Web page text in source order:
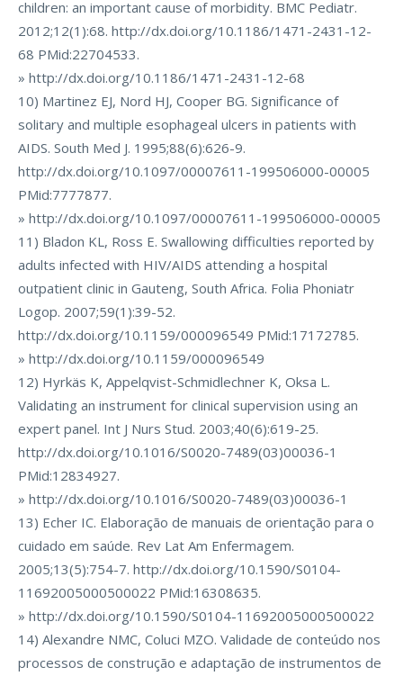
children: an important cause of morbidity. BMC Pediatr.
2012;12(1):68. http://dx.doi.org/10.1186/1471-2431-12-
68 PMid:22704533.
» http://dx.doi.org/10.1186/1471-2431-12-68
10) Martinez EJ, Nord HJ, Cooper BG. Significance of
solitary and multiple esophageal ulcers in patients with
AIDS. South Med J. 1995;88(6):626-9.
http://dx.doi.org/10.1097/00007611-199506000-00005
PMid:7777877.
» http://dx.doi.org/10.1097/00007611-199506000-00005
11) Bladon KL, Ross E. Swallowing difficulties reported by
adults infected with HIV/AIDS attending a hospital
outpatient clinic in Gauteng, South Africa. Folia Phoniatr
Logop. 2007;59(1):39-52.
http://dx.doi.org/10.1159/000096549 PMid:17172785.
» http://dx.doi.org/10.1159/000096549
12) Hyrkäs K, Appelqvist-Schmidlechner K, Oksa L.
Validating an instrument for clinical supervision using an
expert panel. Int J Nurs Stud. 2003;40(6):619-25.
http://dx.doi.org/10.1016/S0020-7489(03)00036-1
PMid:12834927.
» http://dx.doi.org/10.1016/S0020-7489(03)00036-1
13) Echer IC. Elaboração de manuais de orientação para o
cuidado em saúde. Rev Lat Am Enfermagem.
2005;13(5):754-7. http://dx.doi.org/10.1590/S0104-
11692005000500022 PMid:16308635.
» http://dx.doi.org/10.1590/S0104-11692005000500022
14) Alexandre NMC, Coluci MZO. Validade de conteúdo nos
processos de construção e adaptação de instrumentos de